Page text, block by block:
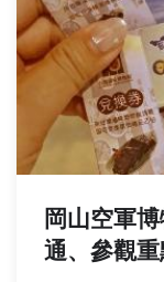
岡山空軍
通、參觀